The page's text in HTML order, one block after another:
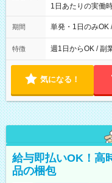
1日あたりの実働
間は 試験により
期間 単発・1日のみOK
特徴 週1日からOK / 副
気になる！
給与即払いOK！高
品の梱包